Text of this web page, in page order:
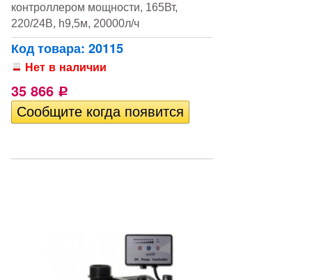
контроллером мощности, 165Вт,
220/24В, h9,5м, 20000л/ч
Код товара: 20115
Нет в наличии
35 866 Р